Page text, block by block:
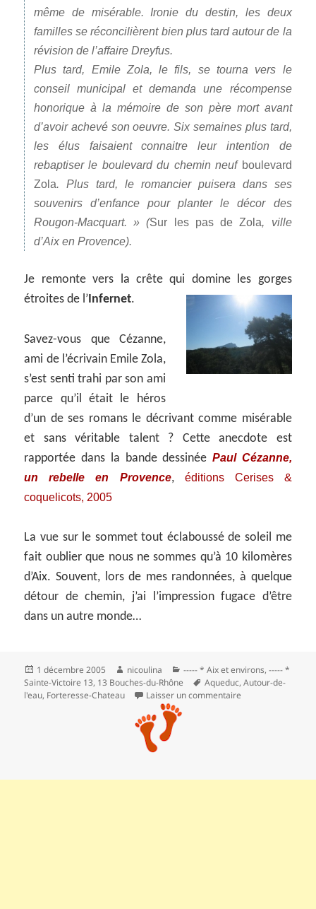
même de misérable. Ironie du destin, les deux
familles se réconcilièrent bien plus tard autour de la
révision de l’affaire Dreyfus.
Plus tard, Emile Zola, le fils, se tourna vers le
conseil municipal et demanda une récompense
honorique à la mémoire de son père mort avant
d’avoir achevé son oeuvre. Six semaines plus tard,
les élus faisaient connaitre leur intention de
rebaptiser le boulevard du chemin neuf boulevard
Zola. Plus tard, le romancier puisera dans ses
souvenirs d’enfance pour planter le décor des
Rougon-Macquart. » (Sur les pas de Zola, ville
d’Aix en Provence).
Je remonte vers la crête qui domine les gorges
étroites de l’ Infernet.
Savez-vous que Cézanne,
ami de l’écrivain Emile Zola,
s’est senti trahi par son ami
parce qu’il était le héros
d’un de ses romans le décrivant comme misérable
et sans véritable talent ? Cette anecdote est
rapportée dans la bande dessinée Paul Cézanne,
un rebelle en Provence, éditions Cerises &
coquelicots, 2005
La vue sur le sommet tout éclaboussé de soleil me
fait oublier que nous ne sommes qu’à 10 kilomères
d’Aix. Souvent, lors de mes randonnées, à quelque
détour de chemin, j’ai l’impression fugace d’être
dans un autre monde…
Publié
le
1 décembre 2005 Auteur
nicoulina Catégories
----- * Aix et environs,----- *
Sainte-Victoire 13, 13 Bouches-du-Rhône Mots-
clés
Aqueduc,Autour-de-
l'eau, Forteresse-Chateau Laisser un commentaire